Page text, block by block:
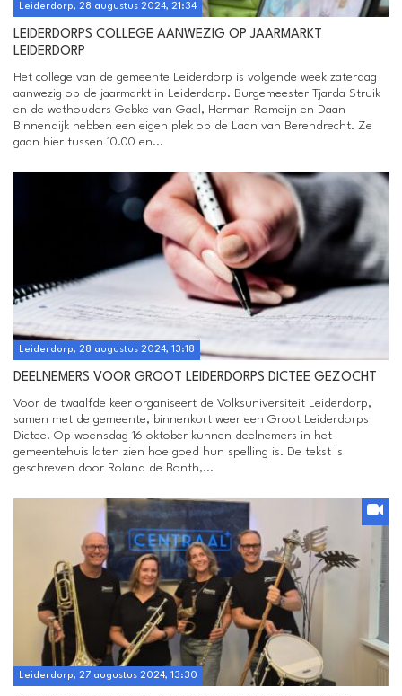
Leiderdorp, 28 augustus 2024, 21:34
LEIDERDORPS COLLEGE AANWEZIG OP JAARMARKT
LEIDERDORP
Het college van de gemeente Leiderdorp is volgende week zaterdag
aanwezig op de jaarmarkt in Leiderdorp. Burgemeester Tjarda Struik
en de wethouders Gebke van Gaal, Herman Romeijn en Daan
Binnendijk hebben een eigen plek op de Laan van Berendrecht. Ze
gaan hier tussen 10.00 en...
Leiderdorp, 28 augustus 2024, 13:18
DEELNEMERS VOOR GROOT LEIDERDORPS DICTEE GEZOCHT
Voor de twaalfde keer organiseert de Volksuniversiteit Leiderdorp,
samen met de gemeente, binnenkort weer een Groot Leiderdorps
Dictee. Op woensdag 16 oktober kunnen deelnemers in het
gemeentehuis laten zien hoe goed hun spelling is. De tekst is
geschreven door Roland de Bonth,...
Leiderdorp, 27 augustus 2024, 13:30